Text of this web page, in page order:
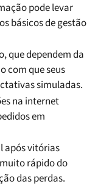
pode levar
básicos de gestão
que dependem da
com que seus
simuladas.
na internet
em
após vitórias
rápido do
das perdas.